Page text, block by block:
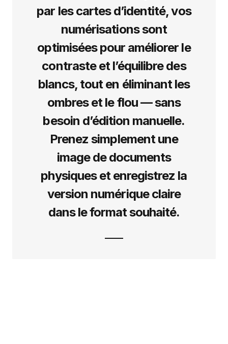
par les cartes d’identité, vos
numérisations sont
optimisées pour améliorer le
contraste et l’équilibre des
blancs, tout en éliminant les
ombres et le flou — sans
besoin d’édition manuelle.
Prenez simplement une
image de documents
physiques et enregistrez la
version numérique claire
dans le format souhaité.